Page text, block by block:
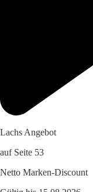
Lachs Angebot
auf Seite 53
Netto Marken-Discount